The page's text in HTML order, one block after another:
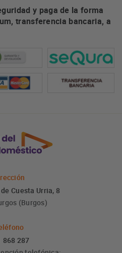
y paga de la forma
transferencia bancaria, a
Cuesta Urria, 8
(Burgos)
868 287